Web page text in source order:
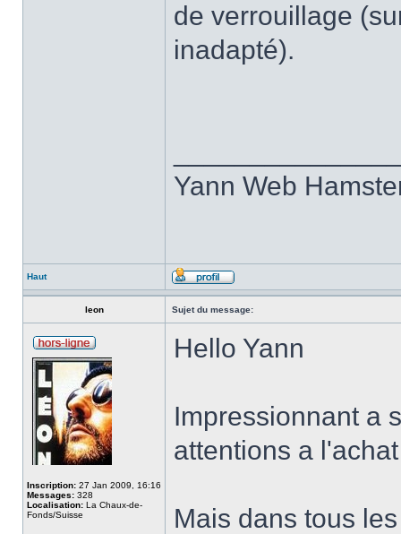
de verrouillage
inadapté).
Yann Web
Haut
leon Sujet du message:
Inscription: 27 Jan 2009, 16:16
Messages: 328
Localisation: La Chaux-de-
Fonds/Suisse
Hello Yann
Impressionnant a
attentions a
Mais dans tous